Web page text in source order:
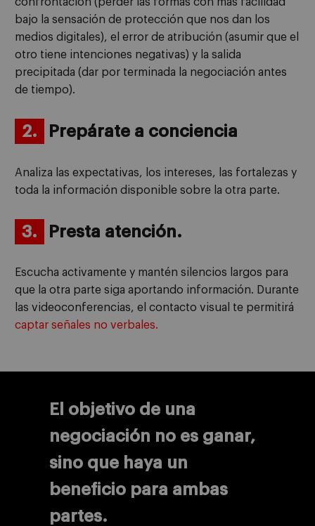
confrontación (perder las formas con más facilidad
bajo la sensación de protección que nos dan los
medios digitales), el error de atribución (asumir que el
otro tiene intenciones negativas) y la salida
precipitada (dar por terminada la negociación antes
de tiempo).
2. Prepárate a conciencia
Analiza las expectativas, los intereses, las fortalezas y
toda la información disponible sobre la otra parte.
3. Presta atención.
Escucha activamente y mantén silencios largos para
que la otra parte siga aportando información. Durante
las videoconferencias, el contacto visual te permitirá
captar señales no verbales.
El objetivo de una
negociación no es ganar,
sino que haya un
beneficio para ambas
partes.